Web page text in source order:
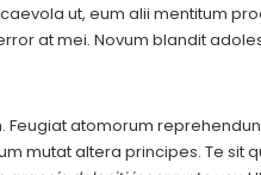
ut, eum alii mentitum
at mei. Novum blandit
atomorum
mutat altera principes. Te sit